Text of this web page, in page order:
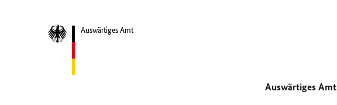
Auswärtiges Amt
Auswärtiges Amt